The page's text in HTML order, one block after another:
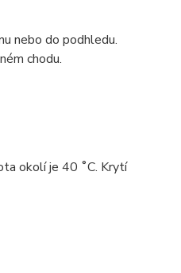
nebo do podhledu.
chodu.
okolí je 40 ˚C. Krytí